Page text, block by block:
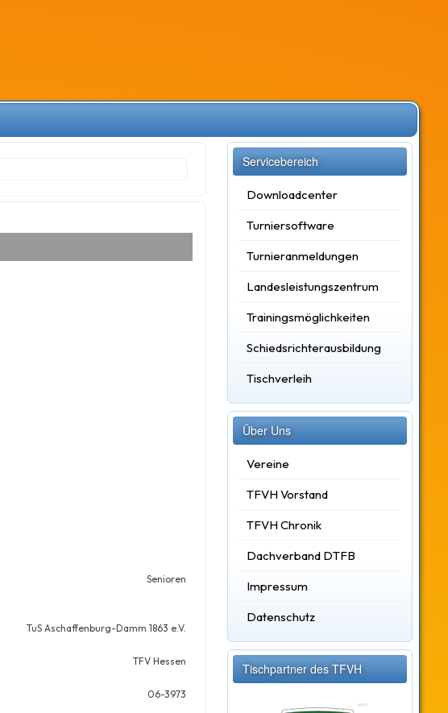
Senioren
TuS Aschaffenburg-Damm 1863 e.V.
TFV Hessen
06-3973
Servicebereich
Downloadcenter
Turniersoftware
Turnieranmeldungen
Landesleistungszentrum
Trainingsmöglichkeiten
Schiedsrichterausbildung
Tischverleih
Über Uns
Vereine
TFVH Vorstand
TFVH Chronik
Dachverband DTFB
Impressum
Datenschutz
Tischpartner des TFVH